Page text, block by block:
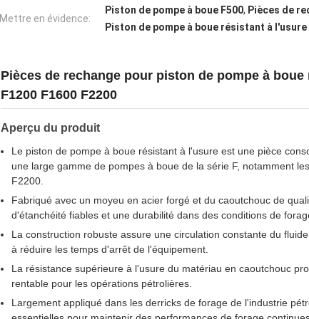
Mettre en évidence:
Piston de pompe à boue F500, Pièces de
Piston de pompe à boue résistant à l'usure
Pièces de rechange pour piston de pompe à
F1200 F1600 F2200
Aperçu du produit
Le piston de pompe à boue résistant à l'usure est une pièce
une large gamme de pompes à boue de la série F, notamment
F2200.
Fabriqué avec un moyeu en acier forgé et du caoutchouc de
d'étanchéité fiables et une durabilité dans des conditions de
La construction robuste assure une circulation constante du
à réduire les temps d'arrêt de l'équipement.
La résistance supérieure à l'usure du matériau en caoutchouc
rentable pour les opérations pétrolières.
Largement appliqué dans les derricks de forage de l'industrie